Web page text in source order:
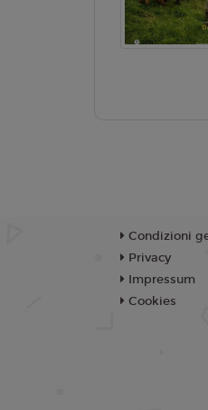
Condizioni
Privacy
Impressum
Cookies